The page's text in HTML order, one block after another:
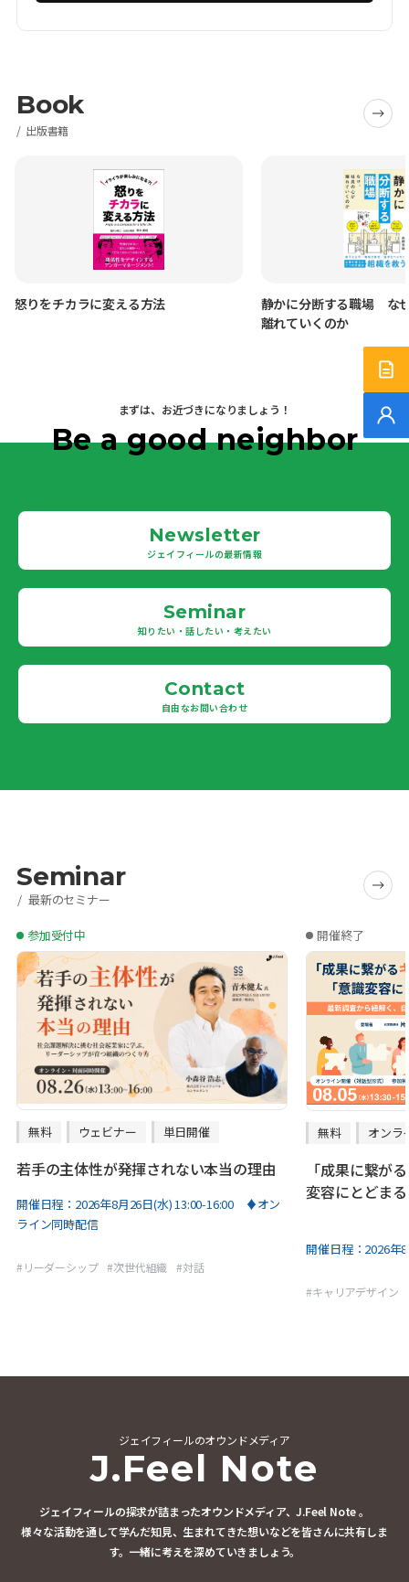
サ
無
Book
出版書籍
怒りをチカラに変える方法
静かに分断する職場 な
離れていくのか
まずは、お近づきになりましょう！
Be a good neighbor
Newsletter
ジェイフィールの最新情報
Seminar
知りたい・話したい・考えたい
Contact
自由なお問い合わせ
Seminar
最新のセミナー
参加受付中
無料 ウェビナー 単日開催
若手の主体性が発揮されない本当の理由
開催日程： 2026年8月26日(水) 13:00-16:00 ♦オン
ライン同時配信
# リーダーシップ #次世代組織 #対話
開催終了
無料 オンラ
「成果に繋が
変容にとどま
開催日程： 2026年
#キャリアデザイン
ジェイフィールのオウンドメディア
J.Feel Note
ジェイフィールの探求が詰まったオウンドメディア、J.Feel Note 。
様々な活動を通して学んだ知見、生まれてきた想いなどを皆さんに共有しま
す。 一緒に考えを深めていきましょう。